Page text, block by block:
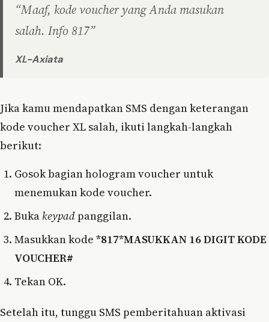
“Maaf, kode voucher yang Anda masukan
salah. Info 817”
XL-Axiata
Jika kamu mendapatkan SMS dengan keterangan
kode voucher XL salah, ikuti langkah-langkah
berikut:
Gosok bagian hologram voucher untuk
menemukan kode voucher.
Buka keypadpanggilan.
Masukkan kode *817*MASUKKAN 16 DIGIT KODE
VOUCHER#
Tekan OK.
Setelah itu, tunggu SMS pemberitahuan aktivasi